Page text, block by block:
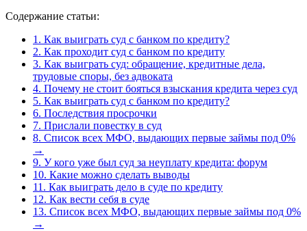
Содержание статьи:
1. Как выиграть суд с банком по кредиту?
2. Как проходит суд с банком по кредиту
3. Как выиграть суд: обращение, кредитные дела,
трудовые споры, без адвоката
4. Почему не стоит бояться взыскания кредита через суд
5. Как выиграть суд с банком по кредиту?
6. Последствия просрочки
7. Прислали повестку в суд
8. Список всех МФО, выдающих первые займы под 0%
→
9. У кого уже был суд за неуплату кредита: форум
10. Какие можно сделать выводы
11. Как выиграть дело в суде по кредиту
12. Как вести себя в суде
13. Список всех МФО, выдающих первые займы под 0%
→